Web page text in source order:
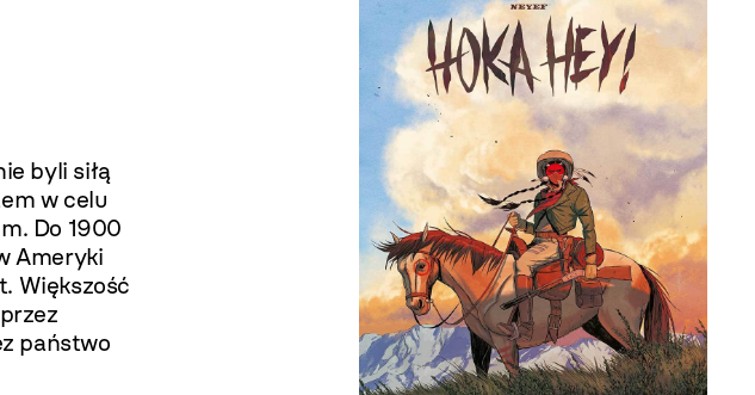
byli siłą
w celu
Do 1900
Ameryki
Większość
państwo